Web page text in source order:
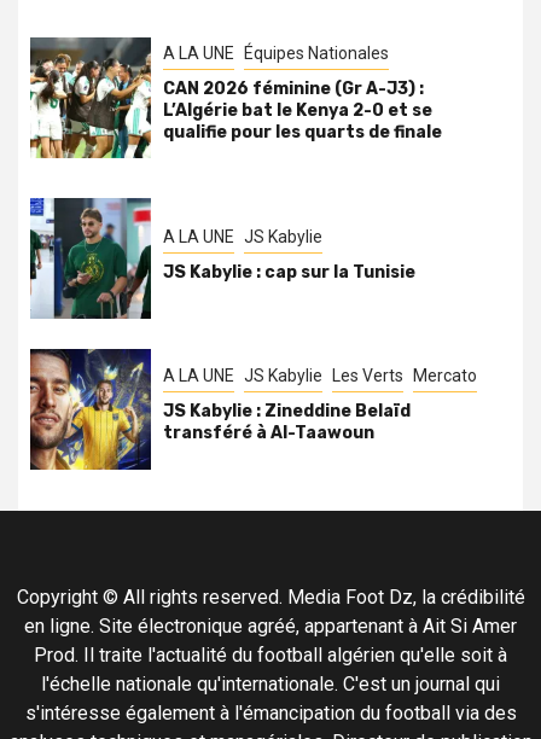
A LA UNE Équipes Nationales
CAN 2026 féminine (Gr A-J3) :
L’Algérie bat le Kenya 2-0 et se
qualifie pour les quarts de finale
A LA UNE JS Kabylie
JS Kabylie : cap sur la Tunisie
A LA UNE JS Kabylie Les Verts Mercato
JS Kabylie : Zineddine Belaïd
transféré à Al-Taawoun
Copyright © All rights reserved. Media Foot Dz, la crédibilité
en ligne. Site électronique agréé, appartenant à Ait Si Amer
Prod. Il traite l'actualité du football algérien qu'elle soit à
l'échelle nationale qu'internationale. C'est un journal qui
s'intéresse également à l'émancipation du football via des